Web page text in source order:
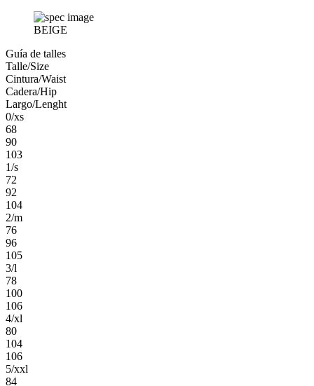
BEIGE
Guía de talles
Talle/Size
Cintura/Waist
Cadera/Hip
Largo/Lenght
0/xs
68
90
103
1/s
72
92
104
2/m
76
96
105
3/l
78
100
106
4/xl
80
104
106
5/xxl
84